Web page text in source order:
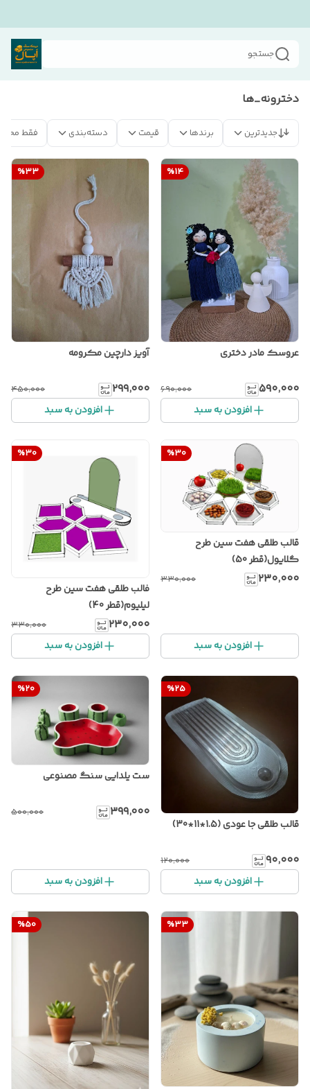
جستجو
دخترونه_ها
جدیدترین برندها قیمت دسته‌بندی فقط
%14
عروسک مادر دختری
۵۹۰٬۰۰۰ ۶۹۰٬۰۰۰
افزودن به سبد
%33
آویز دارچین مکرومه
۲۹۹٬۰۰۰ ۴۵۰٬۰۰۰
افزودن به سبد
%30
قالب طلقی هفت سین طرح
گلایول(قطر 50)
۲۳۰٬۰۰۰ ۳۳۰٬۰۰۰
افزودن به سبد
%30
فالب طلقی هفت سین طرح
لیلیوم(قطر 40)
۲۳۰٬۰۰۰ ۳۳۰٬۰۰۰
افزودن به سبد
%25
قالب طلقی جا عودی (1.5*11*30)
۹۰٬۰۰۰ ۱۲۰٬۰۰۰
افزودن به سبد
%20
ست یلدایی سنگ مصنوعی
۳۹۹٬۰۰۰ ۵۰۰٬۰۰۰
افزودن به سبد
%33
%50